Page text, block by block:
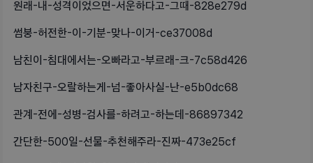
원래-내-성격이었으면-서운하다고-그때-828e279d
썸붕-허전한-이-기분-맞나-이거-ce37008d
남친이-침대에서는-오빠라고-부르래-크-7c58d426
남자친구-오랄하는게-넘-좋아사실-난-e5b0dc68
관계-전에-성병-검사를-하려고-하는데-86897342
간단한-500일-선물-추천해주라-진짜-473e25cf